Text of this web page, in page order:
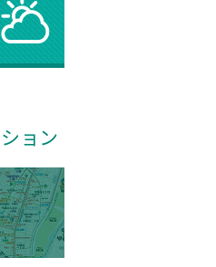
ョン